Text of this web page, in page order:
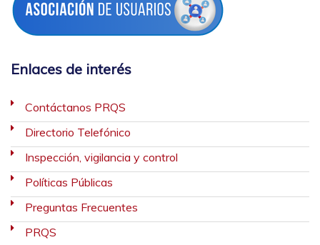
Enlaces de interés
Contáctanos PRQS
Directorio Telefónico
Inspección, vigilancia y control
Políticas Públicas
Preguntas Frecuentes
PRQS